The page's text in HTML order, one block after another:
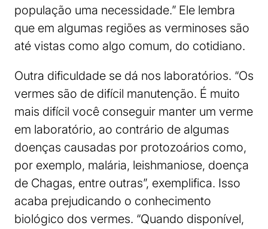
população uma necessidade.” Ele lembra
que em algumas regiões as verminoses são
até vistas como algo comum, do cotidiano.
Outra dificuldade se dá nos laboratórios. “Os
vermes são de difícil manutenção. É muito
mais difícil você conseguir manter um verme
em laboratório, ao contrário de algumas
doenças causadas por protozoários como,
por exemplo, malária, leishmaniose, doença
de Chagas, entre outras”, exemplifica. Isso
acaba prejudicando o conhecimento
biológico dos vermes. “Quando disponível,